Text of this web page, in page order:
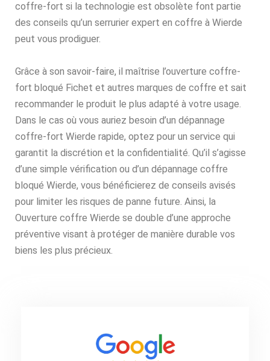
coffre-fort si la technologie est obsolète font partie
des conseils qu’un serrurier expert en coffre à Wierde
peut vous prodiguer.
Grâce à son savoir-faire, il maîtrise l’ouverture coffre-
fort bloqué Fichet et autres marques de coffre et sait
recommander le produit le plus adapté à votre usage.
Dans le cas où vous auriez besoin d’un dépannage
coffre-fort Wierde rapide, optez pour un service qui
garantit la discrétion et la confidentialité. Qu’il s’agisse
d’une simple vérification ou d’un dépannage coffre
bloqué Wierde, vous bénéficierez de conseils avisés
pour limiter les risques de panne future. Ainsi, la
Ouverture coffre Wierde se double d’une approche
préventive visant à protéger de manière durable vos
biens les plus précieux.